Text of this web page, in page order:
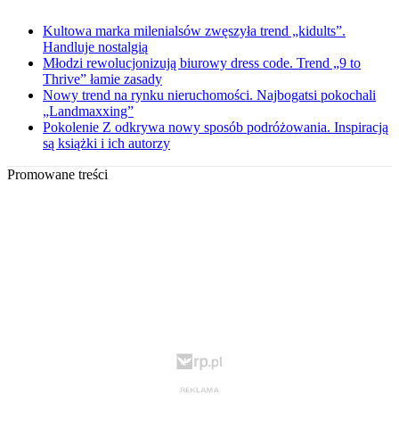
Kultowa marka milenialsów zwęszyła trend „kidults”.
Handluje nostalgią
Młodzi rewolucjonizują biurowy dress code. Trend „9 to
Thrive” łamie zasady
Nowy trend na rynku nieruchomości. Najbogatsi pokochali
„Landmaxxing”
Pokolenie Z odkrywa nowy sposób podróżowania. Inspiracją
są książki i ich autorzy
Promowane treści